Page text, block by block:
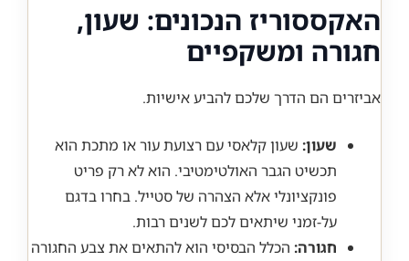
האקססוריז הנכונים: שעון,
חגורה ומשקפיים
אביזרים הם הדרך שלכם להביע אישיות.
שעון: שעון קלאסי עם רצועת עור או מתכת הוא
תכשיט הגבר האולטימטיבי. הוא לא רק פריט
פונקציונלי אלא הצהרה של סטייל. בחרו בדגם
על-זמני שיתאים לכם לשנים רבות.
חגורה: הכלל הבסיסי הוא להתאים את צבע החגורה